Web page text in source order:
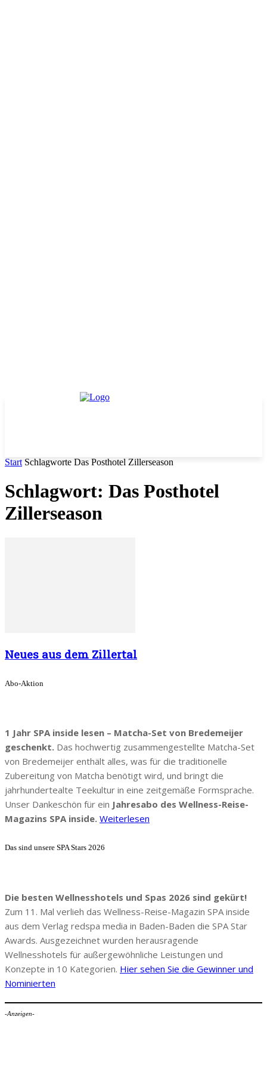
Start Schlagworte Das Posthotel Zillerseason
Schlagwort: Das Posthotel
Zillerseason
Neues aus dem Zillertal
Abo-Aktion
1 Jahr SPA inside lesen – Matcha-Set von Bredemeijer
geschenkt. Das hochwertig zusammengestellte Matcha-Set
von Bredemeijer enthält alles, was für die traditionelle
Zubereitung von Matcha benötigt wird, und bringt die
jahrhundertealte Teekultur in eine zeitgemäße Formsprache.
Unser Dankeschön für ein Jahresabo des Wellness-Reise-
Magazins SPA inside. Weiterlesen
Das sind unsere SPA Stars 2026
Die besten Wellnesshotels und Spas 2026 sind gekürt!
Zum 11. Mal verlieh das Wellness-Reise-Magazin SPA inside
aus dem Verlag redspa media in Baden-Baden die SPA Star
Awards. Ausgezeichnet wurden herausragende
Wellnesshotels für außergewöhnliche Leistungen und
Konzepte in 10 Kategorien. Hier sehen Sie die Gewinner und
Nominierten
-Anzeigen-